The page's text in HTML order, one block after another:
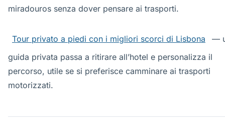
miradouros senza dover pensare ai trasporti.
Tour privato a piedi con i migliori scorci di Lisbona
—
guida privata passa a ritirare all’hotel e personalizza il
percorso, utile se si preferisce camminare ai trasporti
motorizzati.